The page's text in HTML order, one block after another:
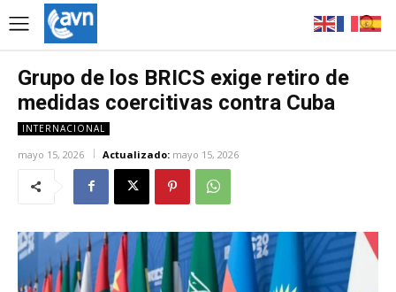
Grupo de los BRICS exige retiro de
medidas coercitivas contra Cuba
INTERNACIONAL
mayo 15, 2026 Actualizado: mayo 15, 2026